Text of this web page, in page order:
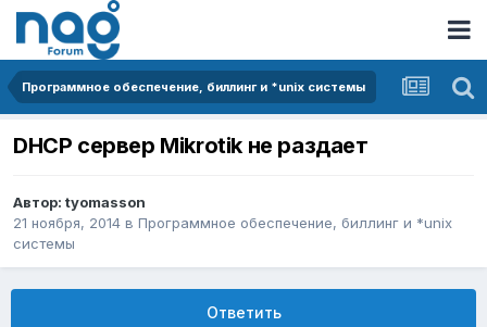
Программное обеспечение, биллинг и *unix системы
DHCP cервер Mikrotik не раздает
Автор: tyomasson
21 ноября, 2014 в Программное обеспечение, биллинг и *unix
системы
Ответить